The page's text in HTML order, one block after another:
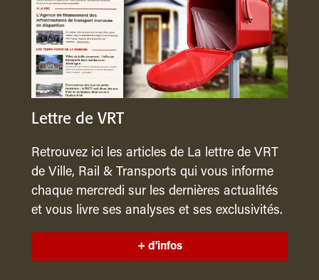
Lettre de VRT
Retrouvez ici les articles de La lettre de VRT
de Ville, Rail & Transports qui vous informe
chaque mercredi sur les dernières actualités
et vous livre ses analyses et ses exclusivités.
+ d'infos